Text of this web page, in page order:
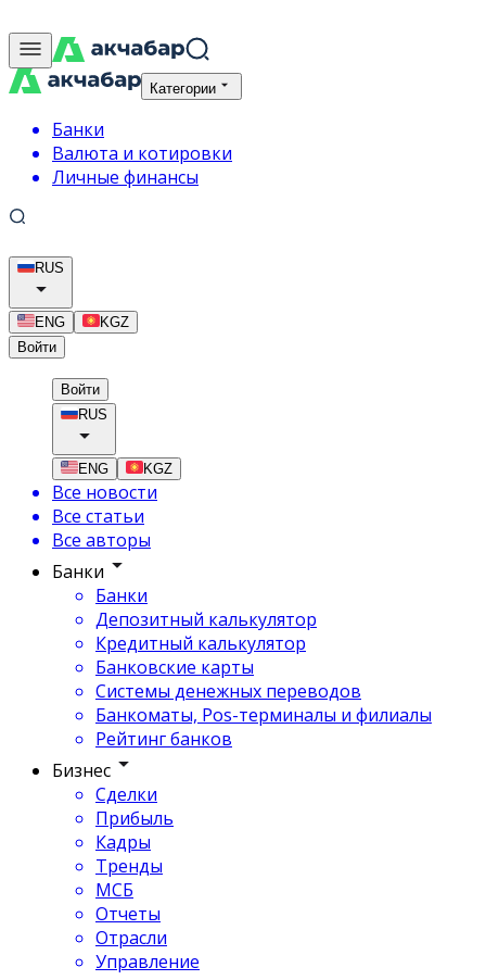
Категории
Банки
Валюта и котировки
Личные финансы
RUS
ENG
KGZ
Войти
Войти
RUS
ENG KGZ
Все новости
Все статьи
Все авторы
Банки
Банки
Депозитный калькулятор
Кредитный калькулятор
Банковские карты
Системы денежных переводов
Банкоматы, Pos-терминалы и филиалы
Рейтинг банков
Бизнес
Сделки
Прибыль
Кадры
Тренды
МСБ
Отчеты
Отрасли
Управление